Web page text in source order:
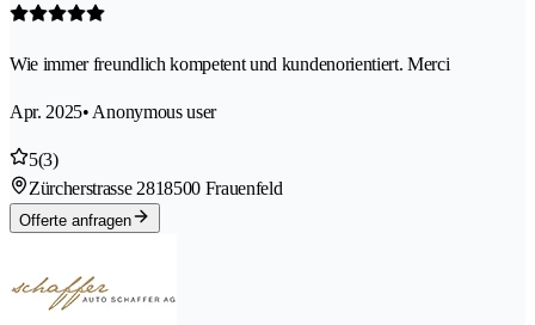
Wie immer freundlich kompetent und kundenorientiert. Merci
Apr. 2025• Anonymous user
5(3)
Zürcherstrasse 2818500 Frauenfeld
Offerte anfragen